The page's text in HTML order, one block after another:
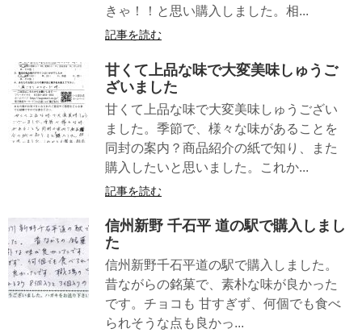
きゃ！！と思い購入しました。相...
記事を読む
甘くて上品な味で大変美味しゅうご
ざいました
甘くて上品な味で大変美味しゅうござい
ました。季節で、様々な味があることを
同封の案内？商品紹介の紙で知り、また
購入したいと思いました。これか...
記事を読む
信州新野 千石平 道の駅で購入しまし
た
信州新野千石平道の駅で購入しました。
昔ながらの銘菓で、素朴な味が良かった
です。チョコも 甘すぎず、何個でも食べ
られそうな点も良かっ...